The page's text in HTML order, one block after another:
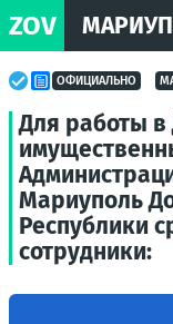
ZOV
ОФИЦИАЛЬНО
Для работы в
Мариуполь
Республики
сотрудники: